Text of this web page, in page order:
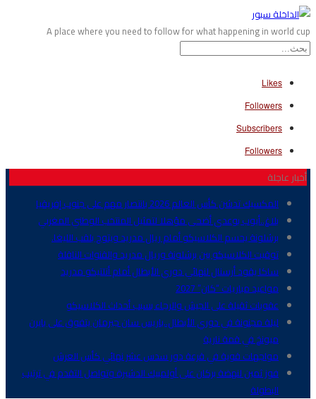
A place where you need to follow for what happening in world cup
Likes
Followers
Subscribers
Followers
أخبار عاجلة
المكسيك تدشن كأس العالم 2026 بانتصار مهم على جنوب إفريقيا
بلاغ..أيوب بوعدي أضحى مؤهلا لتمثيل المنتخب الوطني المغربي
برشلونة يحسم الكلاسيكو أمام ريال مدريد ويتوج بلقب الليغا.
توقيت الكلاسيكو بين برشلونة وريال مدريد والقنوات الناقلة
ساكا يقود أرسنال لنهائي دوري الأبطال أمام أتلتيكو مدريد
مواعيد مباريات “كان” 2027
عقوبات ثقيلة على الجيش والرجاء بسبب أحداث الكلاسيكو
ليلة مجنونة في دوري الأبطال..باريس سان جيرمان يتفوق على بايرن
ميونخ في قمة نارية
مواجهات قوية في قرعة دور سدس عشر نهائي كأس العرش
فوز ثمين لنهضة بركان على أولمبيك الدشيرة وتواصل التقدم في ترتيب
البطولة